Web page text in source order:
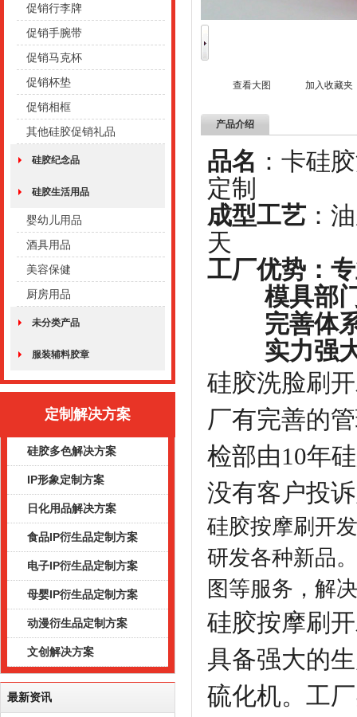
促销行李牌
促销手腕带
促销马克杯
促销杯垫
促销相框
其他硅胶促销礼品
硅胶纪念品
硅胶生活用品
婴幼儿用品
酒具用品
美容保健
厨房用品
未分类产品
服装辅料胶章
定制解决方案
硅胶多色解决方案
IP形象定制方案
日化用品解决方案
食品IP衍生品定制方案
电子IP衍生品定制方案
母婴IP衍生品定制方案
动漫衍生品定制方案
文创解决方案
最新资讯
查看大图 加入收藏夹
产品介绍
品名 ：
定制
成型工艺
天
工厂优势：
模具部门
完善体系
实力强大
硅胶洗脸刷
厂有完善的
检部由10年
没有客户投
硅胶按摩刷开
研发各种新品
图等服务，解
硅胶按摩刷
具备强大的
硫化机。工